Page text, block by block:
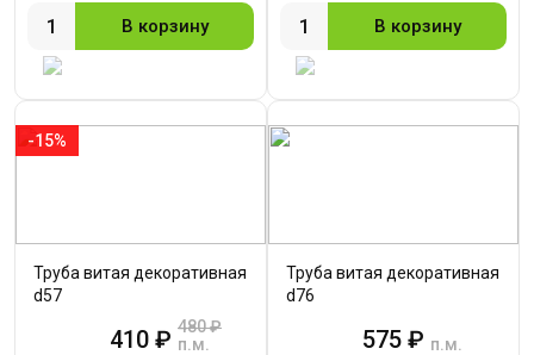
В корзину В корзину
-15%
Труба витая декоративная
d57
410 ₽ п.м.
480 ₽
Труба витая декоративная
d76
575 ₽ п.м.